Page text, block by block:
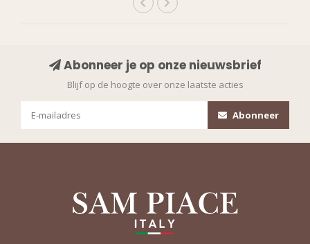
Abonneer je op onze nieuwsbrief
Blijf op de hoogte over onze laatste acties
Abonneer